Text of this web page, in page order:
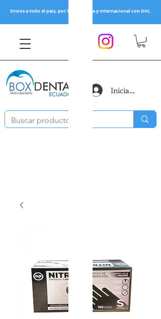
Envios a todo el pais, por Servientrega y Internacional con DHL
Iniciar sesión